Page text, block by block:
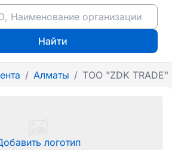
Найти
/ Алматы / ТОО "ZDK TRADE"
логотип